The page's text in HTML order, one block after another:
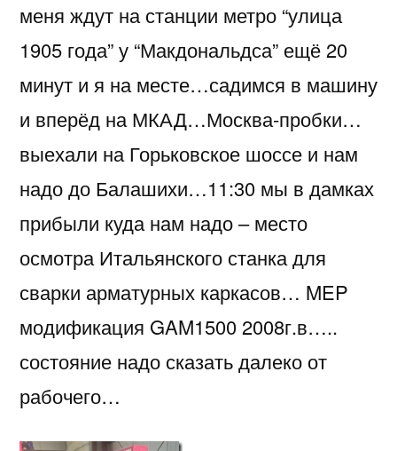
меня ждут на станции метро “улица
1905 года” у “Макдональдса” ещё 20
минут и я на месте…садимся в машину
и вперёд на МКАД…Москва-пробки…
выехали на Горьковское шоссе и нам
надо до Балашихи…11:30 мы в дамках
прибыли куда нам надо – место
осмотра Итальянского станка для
сварки арматурных каркасов… MEP
модификация GAM1500 2008г.в…..
состояние надо сказать далеко от
рабочего…